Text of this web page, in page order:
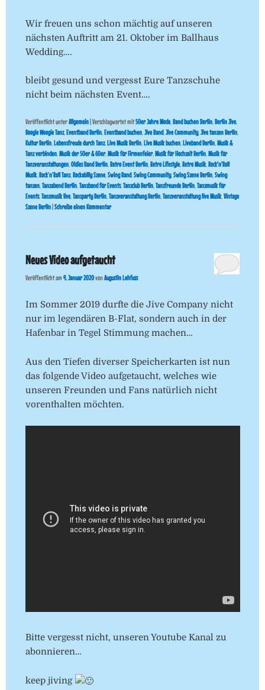
Wir freuen uns schon mächtig auf unseren
nächsten Auftritt am 21. Oktober im Ballhaus
Wedding….
bleibt gesund und vergesst Eure Tanzschuhe
nicht beim nächsten Event….
Veröffentlicht unterAllgemein|Verschlagwortet mit50er Jahre Mode, Band buchen Berlin, Berlin Jive,
Boogie Woogie Tanz, Eventband Berlin, Eventband buchen, Jive Band, Jive Community, Jive tanzen Berlin,
Kultur Berlin, Lebensfreude durch Tanz, Live Musik Berlin, Live Musik buchen, Liveband Berlin, Musik &
Tanz verbinden, Musik der 50er & 60er, Musik für Firmenfeier, Musik für Hochzeit Berlin, Musik für
Tanzveranstaltungen, Oldies Band Berlin, Retro Event Berlin, Retro Lifestyle, Retro Musik, Rock'n'Roll
Musik, Rock’n’Roll Tanz, Rockabilly Szene, Swing Band, Swing Community, Swing Szene Berlin, Swing
tanzen, Tanzabend Berlin, Tanzband für Events, Tanzclub Berlin, Tanzfreunde Berlin, Tanzmusik für
Events, Tanzmusik live, Tanzparty Berlin, Tanzveranstaltung Berlin, Tanzveranstaltung live Musik, Vintage
Szene Berlin|Schreibe einen Kommentar
Neues Video aufgetaucht
Veröffentlicht am4. Januar 2020vonAugustin Lehfuss
Im Sommer 2019 durfte die Jive Company nicht
nur im legendären B-Flat, sondern auch in der
Hafenbar in Tegel Stimmung machen…
Aus den Tiefen diverser Speicherkarten ist nun
das folgende Video aufgetaucht, welches wie
unseren Freunden und Fans natürlich nicht
vorenthalten möchten.
Bitte vergesst nicht, unseren Youtube Kanal zu
abonnieren…
keep jiving